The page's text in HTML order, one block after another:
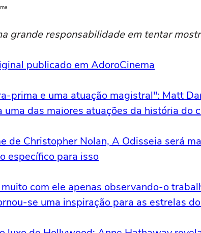
grande responsabilidade em tentar
publicado em AdoroCinema
prima e uma atuação magistral": Matt
uma das maiores atuações da história do
de Christopher Nolan, A Odisseia será
específico para isso
com ele apenas observando-o
se uma inspiração para as estrelas